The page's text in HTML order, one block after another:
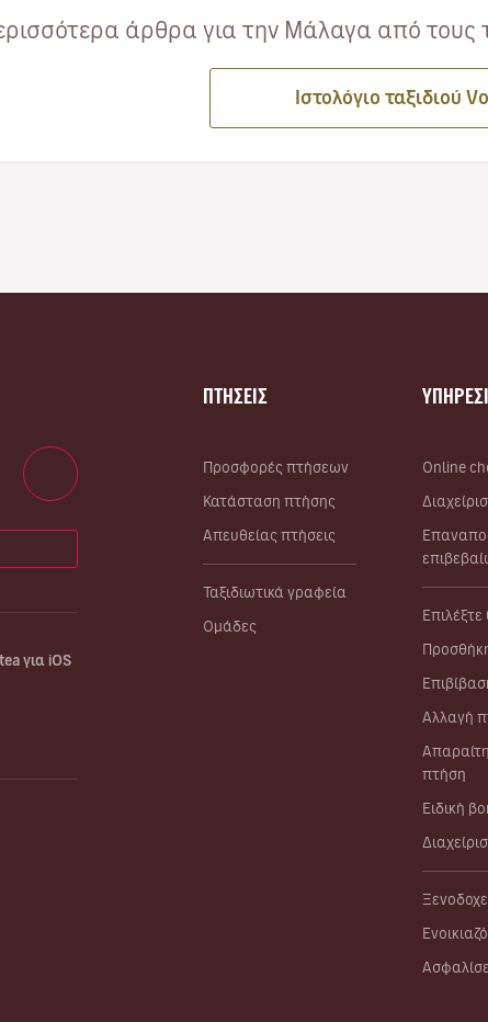
άρθρα για την Μάλαγα από τους
Ιστολόγιο ταξιδιού
ΠΤΗΣΕΙΣ
Προσφορές πτήσεων
Κατάσταση πτήσης
Απευθείας πτήσεις
Ταξιδιωτικά γραφεία
Ομάδες
Online
Επιλέξτε
Αλλαγή
πτήση
Ειδική
για iOS